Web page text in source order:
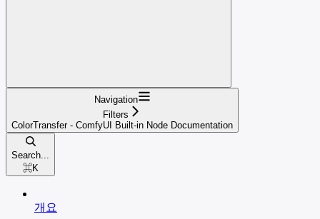
Navigation
Filters
ColorTransfer - ComfyUI Built-in Node Documentation
Search...
⌘K
개요